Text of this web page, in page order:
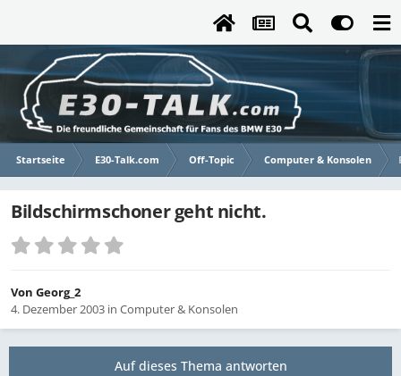
Startseite E30-Talk.com Off-Topic Computer & Konsolen
Bildschirmschoner geht nicht.
Von Georg_2
4. Dezember 2003 in Computer & Konsolen
Auf dieses Thema antworten